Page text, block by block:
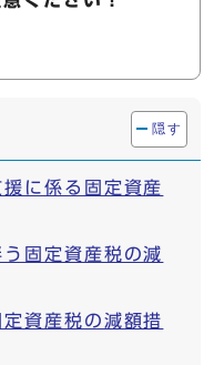
隠す
に係る固定資産
固定資産税の減
資産税の減額措